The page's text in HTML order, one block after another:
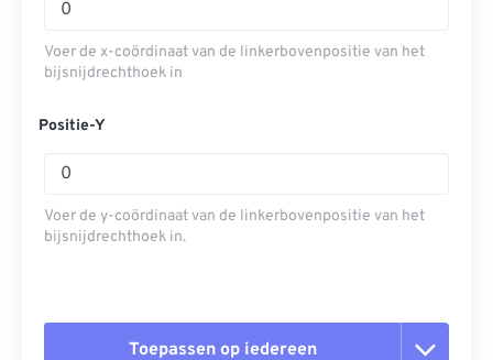
Voer de x-coördinaat van de linkerbovenpositie van het
bijsnijdrechthoek in
Positie-Y
Voer de y-coördinaat van de linkerbovenpositie van het
bijsnijdrechthoek in.
Toepassen op iedereen